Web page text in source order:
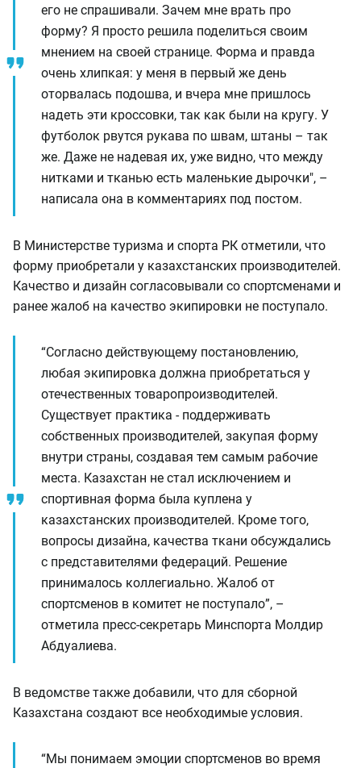
его не спрашивали. Зачем мне врать про
форму? Я просто решила поделиться своим
мнением на своей странице. Форма и правда
очень хлипкая: у меня в первый же день
оторвалась подошва, и вчера мне пришлось
надеть эти кроссовки, так как были на кругу. У
футболок рвутся рукава по швам, штаны – так
же. Даже не надевая их, уже видно, что между
нитками и тканью есть маленькие дырочки", –
написала она в комментариях под постом.
В Министерстве туризма и спорта РК отметили, что
форму приобретали у казахстанских производителей.
Качество и дизайн согласовывали со спортсменами и
ранее жалоб на качество экипировки не поступало.
“Согласно действующему постановлению,
любая экипировка должна приобретаться у
отечественных товаропроизводителей.
Существует практика - поддерживать
собственных производителей, закупая форму
внутри страны, создавая тем самым рабочие
места. Казахстан не стал исключением и
спортивная форма была куплена у
казахстанских производителей. Кроме того,
вопросы дизайна, качества ткани обсуждались
с представителями федераций. Решение
принималось коллегиально. Жалоб от
спортсменов в комитет не поступало”, –
отметила пресс-секретарь Минспорта Молдир
Абдуалиева.
В ведомстве также добавили, что для сборной
Казахстана создают все необходимые условия.
“Мы понимаем эмоции спортсменов во время